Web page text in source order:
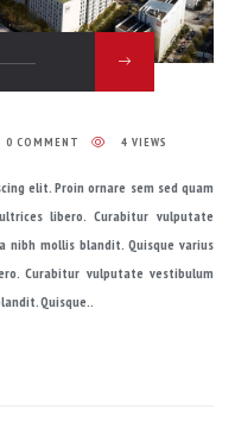
0 COMMENT 4 VIEWS
elit. Proin ornare sem sed quam
libero. Curabitur vulputate
nibh mollis blandit. Quisque varius
Curabitur vulputate vestibulum
Quisque..